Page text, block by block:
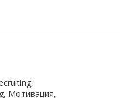
Мотивация,